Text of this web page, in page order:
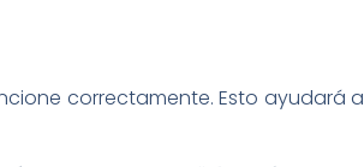
correctamente. Esto ayudará a